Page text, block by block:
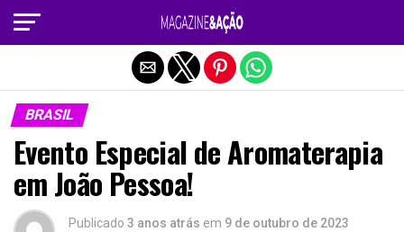
BRASIL
Evento Especial de Aromaterapia
em João Pessoa!
Publicado 3 anos atrás em 9 de outubro de 2023
Sair da versão mobile